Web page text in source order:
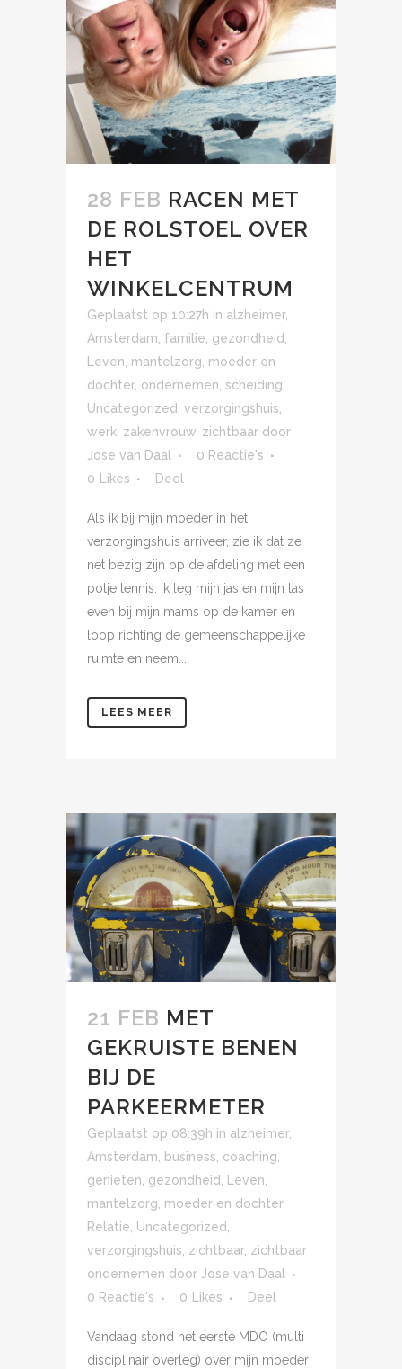
28 FEB RACEN MET
DE ROLSTOEL OVER
HET
WINKELCENTRUM
Geplaatst op 10:27h in alzheimer,
Amsterdam familie gezondheid
Leven mantelzorg moeder en
dochter, ondernemen scheiding
Uncategorized verzorgingshuis
werk zakenvrouw zichtbaar door
Jose van Daal
0 Reactie's
0 Likes Deel
Als ik bij mijn moeder in het
verzorgingshuis arriveer, zie ik dat ze
net bezig zijn op de afdeling met een
potje tennis. Ik leg mijn jas en mijn tas
even bij mijn mams op de kamer en
loop richting de gemeenschappelijke
ruimte en neem...
LEES MEER
21 FEB MET
GEKRUISTE BENEN
BIJ DE
PARKEERMETER
Geplaatst op 08:39h in alzheimer,
Amsterdam
business coaching
genieten gezondheid Leven
mantelzorg moeder en dochter,
Relatie Uncategorized
verzorgingshuis zichtbaar, zichtbaar
ondernemen door Jose van Daal
0 Reactie's
0 Likes Deel
Vandaag stond het eerste MDO (multi
disciplinair overleg) over mijn moeder